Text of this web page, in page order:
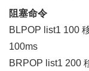
阻塞命令
BLPOP list1 100
100ms
BRPOP list1 200